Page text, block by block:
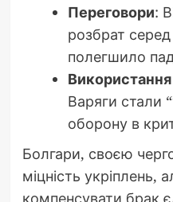
Переговори:
розбрат
полегшило
Використання
Варяги стали
оборону в
Болгари, своєю
міцність укріплень,
компенсувати брак